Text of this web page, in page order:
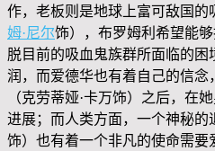
作，老板则是地球上富可敌国的
姆·尼尔饰），布罗姆利希望能
脱目前的吸血鬼族群所面临的困
润，而爱德华也有着自己的信念
（克劳蒂娅·卡万饰）之后，在
进展；而人类方面，一个神秘的
饰）也有着一个非凡的使命需